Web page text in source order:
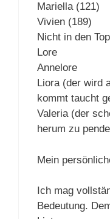
Mariella (121)
Vivien (189)
Nicht in den
Lore
Annelore
Liora (der wird
kommt taucht
Valeria (der
herum zu
Mein
Ich mag
Bedeutung.